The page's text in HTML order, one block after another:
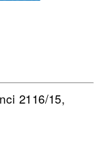
2116/15,